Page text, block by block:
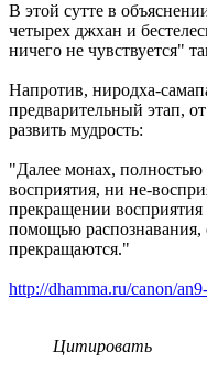
В этой сутте в
четырех джхан и
ничего не чувствуется"
Напротив, ниродха-
предварительный этап,
развить мудрость:
"Далее монах,
восприятия, ни не-
прекращении восприятия
помощью распознавания,
прекращаются."
http://dhamma.ru/canon/
Цитировать